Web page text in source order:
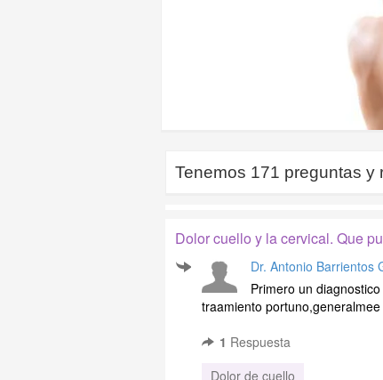
Tenemos 171 preguntas y
Dolor cuello y la cervical. Que
Dr. Antonio Barrientos
Primero un
traamiento
1 Respuesta
Dolor de cuello